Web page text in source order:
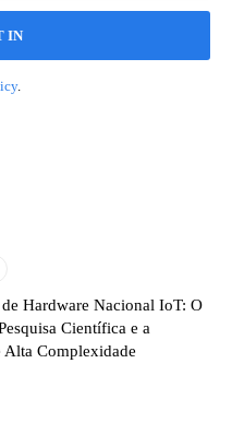
IN
.
Hardware Nacional IoT: O
Científica e a
Alta Complexidade